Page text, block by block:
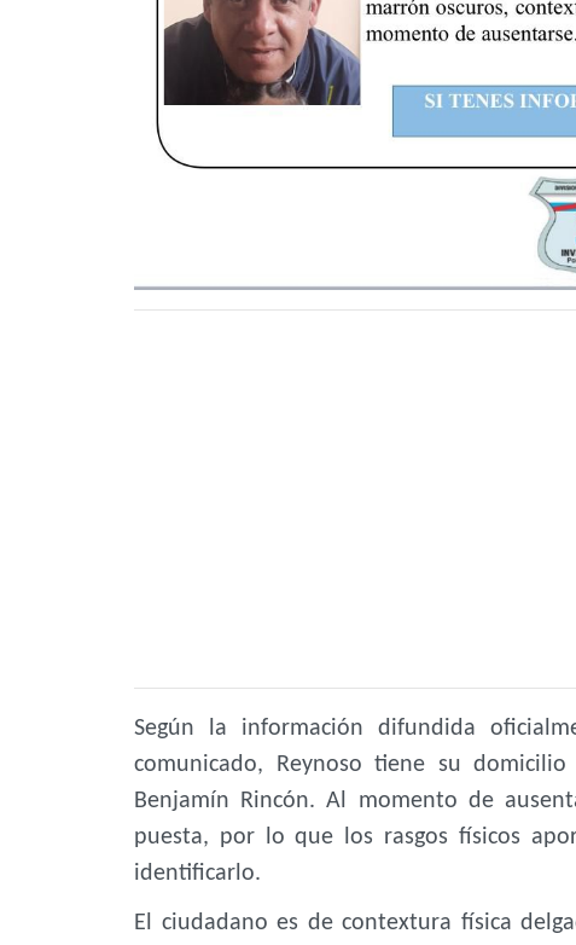
Según la información difundida
comunicado, Reynoso tiene su
Benjamín Rincón. Al momento de
puesta, por lo que los rasgos físicos
identificarlo.
El ciudadano es de contextura física